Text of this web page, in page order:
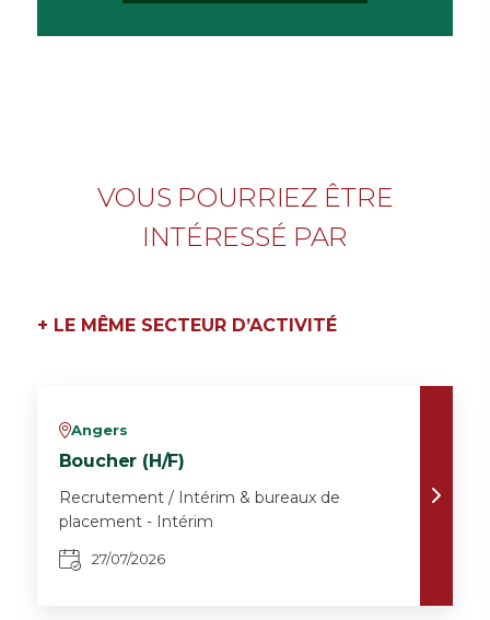
VOUS POURRIEZ ÊTRE
INTÉRESSÉ PAR
+ LE MÊME SECTEUR D’ACTIVITÉ
vAngers
Boucher (H/F)
Recrutement / Intérim & bureaux de
placement - Intérim
27/07/2026